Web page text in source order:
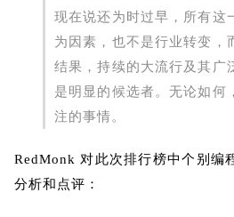
现在说还为时过早，所有这
为因素，也不是行业转变，
结果，持续的大流行及其广
是明显的候选者。无论如何
注的事情。
RedMonk 对此次排行榜中个别编
分析和点评：